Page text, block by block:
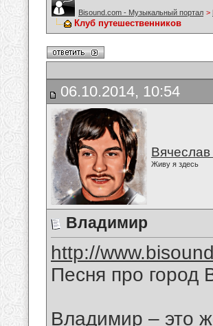
Bisound.com - Музыкальный портал >
Клуб путешественников
06.10.2014, 10:54
Живу я здесь
Владимир
http://
Песня про город
Владимир – это